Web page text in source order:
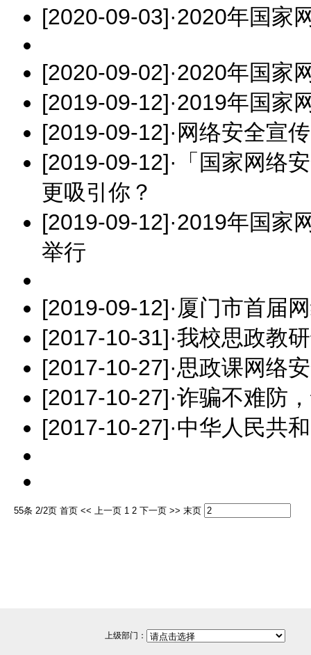
[2020-09-03]·2020年国家
[2020-09-02]·2020年国家
[2019-09-12]·2019年国家
[2019-09-12]· 网络安全宣
[2019-09-12]·
「国家网络
更吸引你？
[2019-09-12]·2019年国家
举行
[2019-09-12]· 厦门市首届
[2017-10-31]·我校思政教
[2017-10-27]·思政课网络
[2017-10-27]·诈骗不难防
[2017-10-27]·中华人民共
55条 2/2页 首页 << 上一页 1 2 下一页 >> 末页
上级部门：